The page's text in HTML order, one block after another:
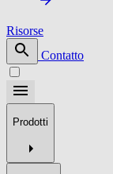
Risorse
Contatto
Prodotti